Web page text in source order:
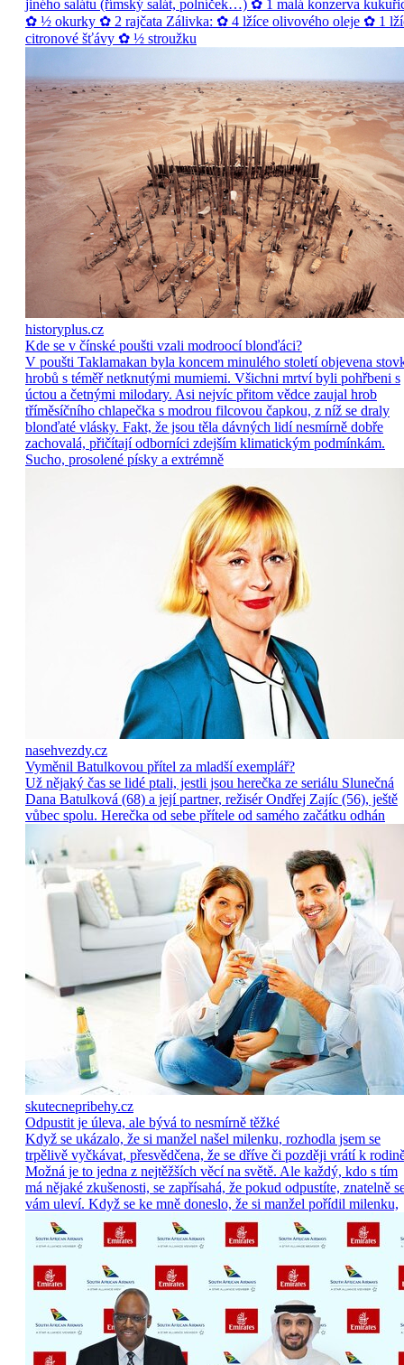
jiného salátu (římský salát, polníček…) ✿ 1 malá konzerva
✿ ½ okurky ✿ 2 rajčata Zálivka: ✿ 4 lžíce olivového oleje ✿ 1
citronové šťávy ✿ ½ stroužku
historyplus.cz
Kde se v čínské poušti vzali modroocí blonďáci?
V poušti Taklamakan byla koncem minulého století objevena
hrobů s téměř netknutými mumiemi. Všichni mrtví byli pohřbeni s
úctou a četnými milodary. Asi nejvíc přitom vědce zaujal hrob
tříměsíčního chlapečka s modrou filcovou čapkou, z níž se draly
blonďaté vlásky. Fakt, že jsou těla dávných lidí nesmírně dobře
zachovalá, přičítají odborníci zdejším klimatickým podmínkám.
Sucho, prosolené písky a extrémně
nasehvezdy.cz
Vyměnil Batulkovou přítel za mladší exemplář?
Už nějaký čas se lidé ptali, jestli jsou herečka ze seriálu Slunečná
Dana Batulková (68) a její partner, režisér Ondřej Zajíc (56), ještě
vůbec spolu. Herečka od sebe přítele od samého začátku odhán
skutecnepribehy.cz
Odpustit je úleva, ale bývá to nesmírně těžké
Když se ukázalo, že si manžel našel milenku, rozhodla jsem se
trpělivě vyčkávat, přesvědčena, že se dříve či později vrátí k
Možná je to jedna z nejtěžších věcí na světě. Ale každý, kdo s tím
má nějaké zkušenosti, se zapřísahá, že pokud odpustíte, znatelně
vám uleví. Když se ke mně doneslo, že si manžel pořídil milenku,